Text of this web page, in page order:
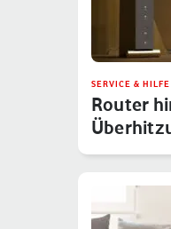
SERVICE & HILFE
Router
Du das